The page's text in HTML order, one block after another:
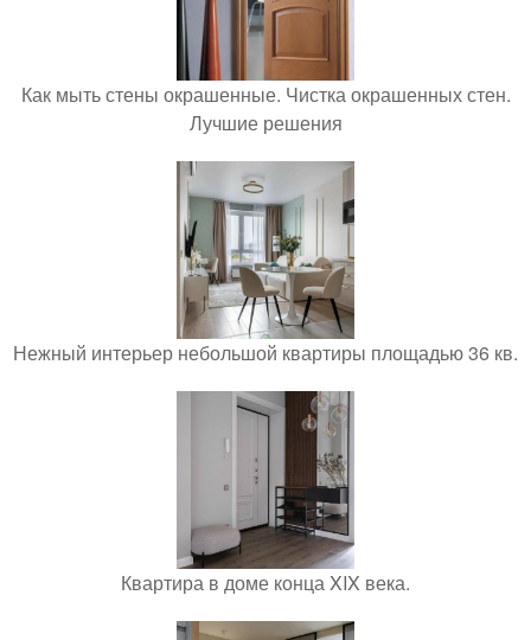
Как мыть стены окрашенные. Чистка окрашенных стен.
Лучшие решения
Нежный интерьер небольшой квартиры площадью 36 кв.
Квартира в доме конца XIX века.